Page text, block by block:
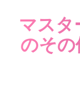
マス
のそ